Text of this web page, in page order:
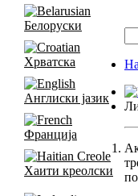
Белоруски
Хрватска
Англиски јазик
Франција
Хаити креолски